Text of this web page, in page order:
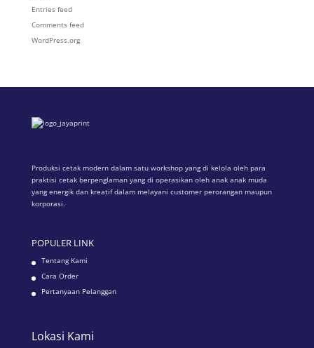
Entries feed
Comments feed
WordPress.org
Produksi cetak modern dalam satu workshop yang di kelola oleh para
praktisi cetak berpenglaman yang di operasikan oleh anak anak muda
yang energik dan kreatif dalam melayani customer perorangan maupun
korporasi.
POPULER LINK
Tentang Kami
Cara Order
Pertanyaan Pelanggan
Lokasi Kami